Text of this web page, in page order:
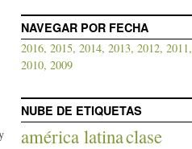
NAVEGAR POR FECHA
2016, 2015, 2014, 2013, 2012, 2011,
2010, 2009
NUBE DE ETIQUETAS
américa latinaclase